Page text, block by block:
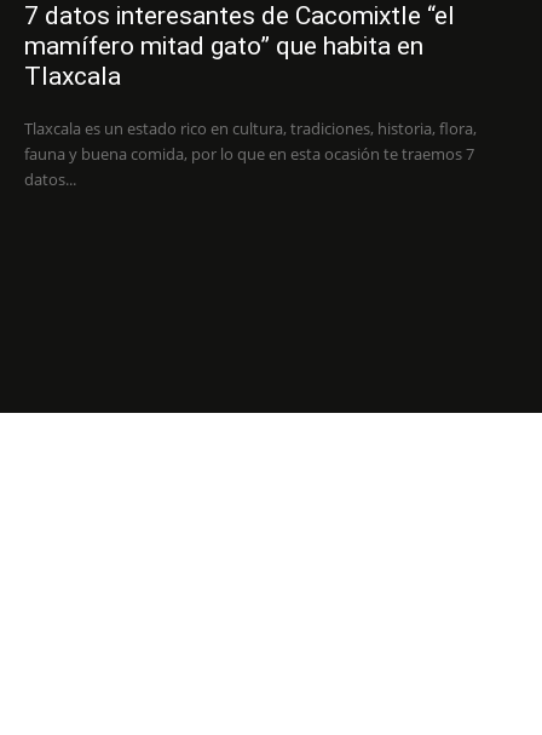
7 datos interesantes de Cacomixtle “el
mamífero mitad gato” que habita en
Tlaxcala
Tlaxcala es un estado rico en cultura, tradiciones, historia, flora,
fauna y buena comida, por lo que en esta ocasión te traemos 7
datos...